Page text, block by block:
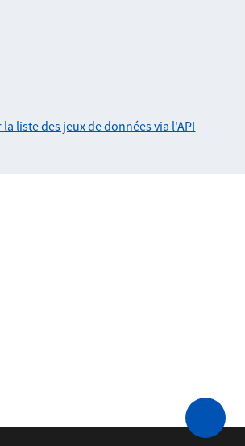
la liste des jeux de données via l'API -